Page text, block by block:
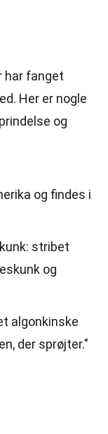
har fanget
Her er nogle
og
og findes i
stribet
og
algonkinske
der sprøjter."